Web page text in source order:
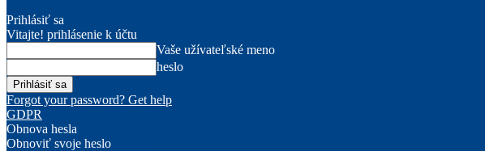
Prihlásiť sa
Vitajte! prihlásenie k účtu
Vaše užívateľské meno
heslo
Forgot your password? Get help
GDPR
Obnova hesla
Obnoviť svoje heslo